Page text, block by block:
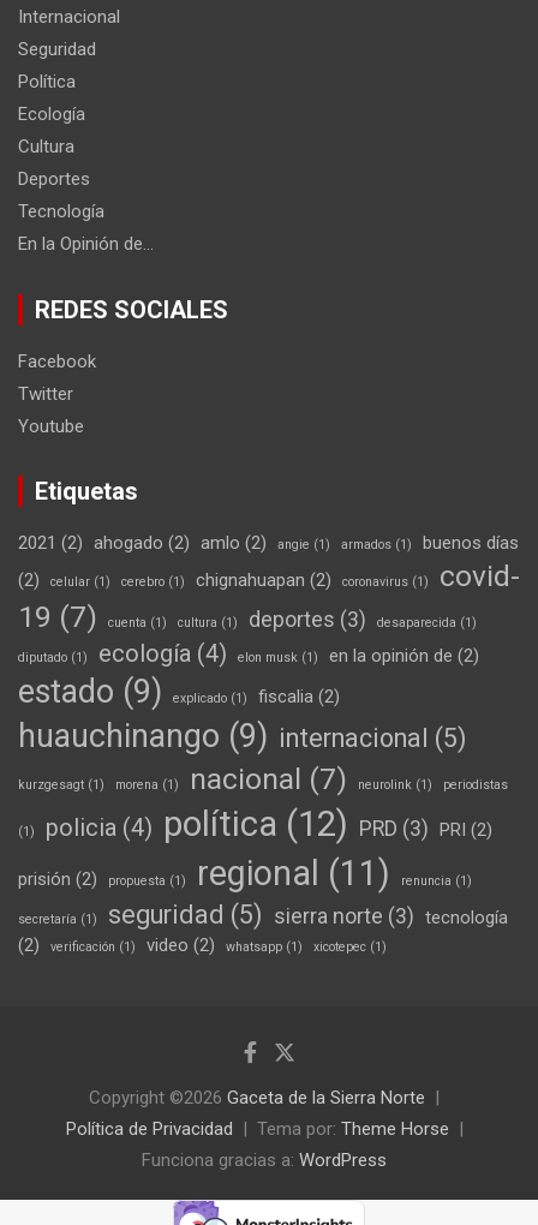
Internacional
Seguridad
Política
Ecología
Cultura
Deportes
Tecnología
En la Opinión de…
REDES SOCIALES
Facebook
Twitter
Youtube
Etiquetas
2021 (2) ahogado (2) amlo (2) angie (1) armados (1)
buenos días
(2)
celular (1) cerebro (1) chignahuapan (2) coronavirus (1)
covid-
19 (7) cuenta (1) cultura (1) deportes (3) desaparecida (1)
diputado (1) ecología (4) elon musk (1) en la opinión de (2)
estado (9) explicado (1) fiscalia (2)
huauchinango (9) internacional (5)
kurzgesagt (1) morena (1) nacional (7) neurolink (1) periodistas
(1) policia (4) política (12) PRD (3) PRI (2)
prisión (2) propuesta (1) regional (11) renuncia (1)
secretaría (1) seguridad (5) sierra norte (3) tecnología
(2)
verificación (1) video (2) whatsapp (1) xicotepec (1)
Copyright ©2026 Gaceta de la Sierra Norte
Política de Privacidad
Tema por: Theme Horse
Funciona gracias a: WordPress